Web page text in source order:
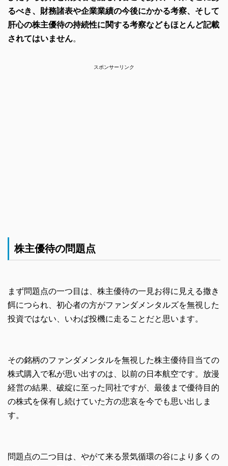
るべき、財務諸表や企業業績の今後にかかる考察、そして
肝心の株主優待の持続性に関する考察などもほとんど記載
されてはいません。
スポンサーリンク
株主優待の問題点
まず問題点の一つ目は、株主優待の一見お得に見える撒き
餌につられ、初心者の方がファンダメンタルズを無視した
投資ではない、いわば投機に走ることだと思います。
その銘柄のファンダメンタルを無視した株主優待目当ての
株式購入で私が思い出すのは、以前の日本航空です。放漫
経営の結果、破綻に至った同社ですが、最後まで優待目的
の株式を保有し続けていた方の悲哀を今でも思い出しま
す。
問題点の二つ目は、やがて来る景気循環の谷により多くの